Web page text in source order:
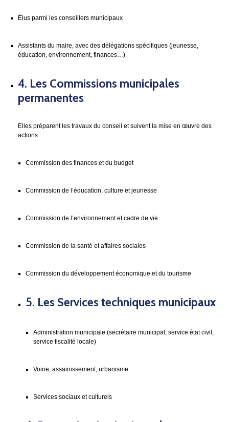
Élus parmi les conseillers municipaux
Assistants du maire, avec des délégations spécifiques (jeunesse,
éducation, environnement, finances…)
4. Les Commissions municipales
permanentes
Elles préparent les travaux du conseil et suivent la mise en œuvre des
actions :
Commission des finances et du budget
Commission de l’éducation, culture et jeunesse
Commission de l’environnement et cadre de vie
Commission de la santé et affaires sociales
Commission du développement économique et du tourisme
5. Les Services techniques municipaux
Administration municipale (secrétaire municipal, service état civil,
service fiscalité locale)
Voirie, assainissement, urbanisme
Services sociaux et culturels